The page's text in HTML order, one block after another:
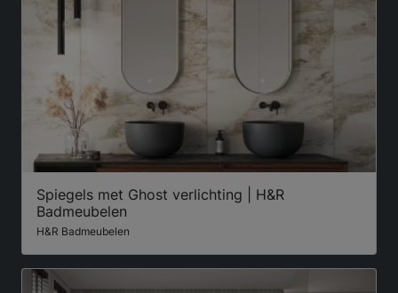
Spiegels met Ghost verlichting | H&R
Badmeubelen
H&R Badmeubelen